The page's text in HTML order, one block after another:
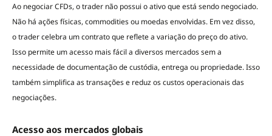
Ao negociar CFDs, o trader não possui o ativo que está sendo negociado.
Não há ações físicas, commodities ou moedas envolvidas. Em vez disso,
o trader celebra um contrato que reflete a variação do preço do ativo.
Isso permite um acesso mais fácil a diversos mercados sem a
necessidade de documentação de custódia, entrega ou propriedade. Isso
também simplifica as transações e reduz os custos operacionais das
negociações.
Acesso aos mercados globais